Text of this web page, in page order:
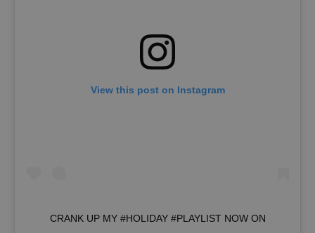
View this post on Instagram
CRANK UP MY #HOLIDAY #PLAYLIST NOW ON